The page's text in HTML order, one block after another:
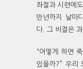
좌절과 시련에
만년까지 날마
다. 그 비결은
“어떻게 하면
있을까?” 우리